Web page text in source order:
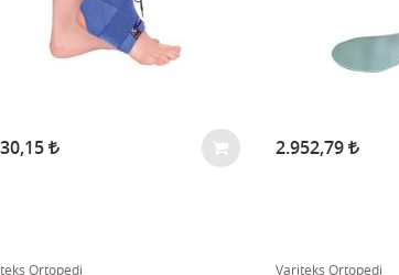
2.952,79
Ortopedi Variteks Ortopedi